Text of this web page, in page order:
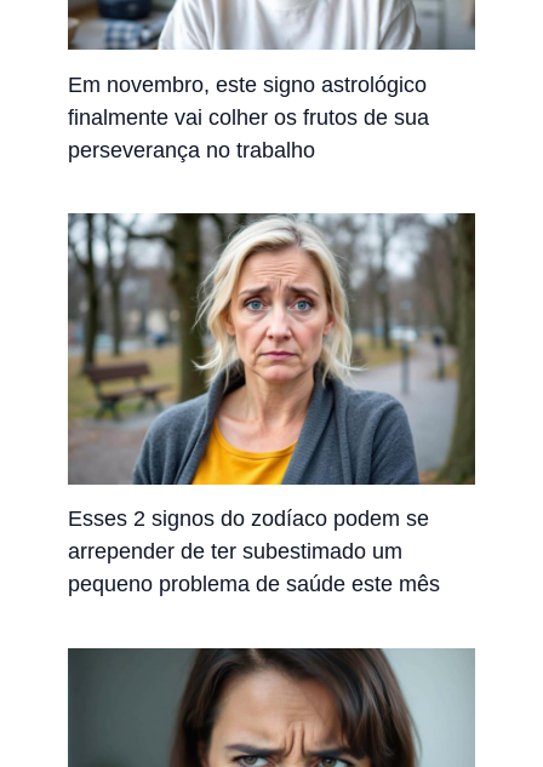
Em novembro, este signo astrológico
finalmente vai colher os frutos de sua
perseverança no trabalho
Esses 2 signos do zodíaco podem se
arrepender de ter subestimado um
pequeno problema de saúde este mês